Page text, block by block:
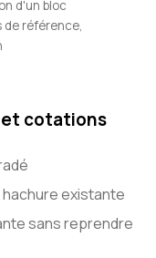
d'un bloc
référence,
et cotations
existante
sans reprendre